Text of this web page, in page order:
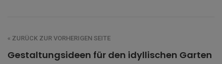
« ZURÜCK ZUR VORHERIGEN SEITE
Gestaltungsideen für den idyllischen Garten